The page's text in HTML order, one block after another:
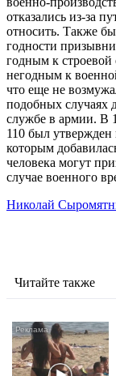
отказались из-за
относить. Также
годности
годным к
негодным к
что еще не
подобных случаях
службе в армии.
110 был утвержден
которым
человека могут
случае военного
Николай
Читайте также